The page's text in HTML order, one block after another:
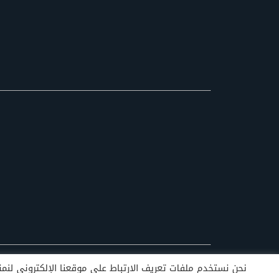
نحن نستخدم ملفات تعريف الارتباط على موقعنا الإلكتروني